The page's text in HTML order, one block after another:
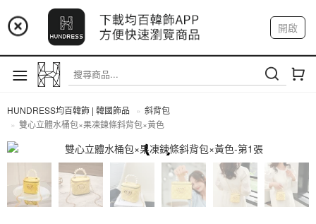
📢 市集預告：9/4-9/6 淡水捷運站
📢 市集預告：9/12-9/13 八里海巡基地
📢 市集預告：8/22-8/23 桃園青埔置地廣場
開啟
註冊 我的帳戶
HUNDRESS均百韓飾 | 韓國飾品
斜背包
雙心立體水桶包×果凍鍊條斜背包×黃色
斜背包